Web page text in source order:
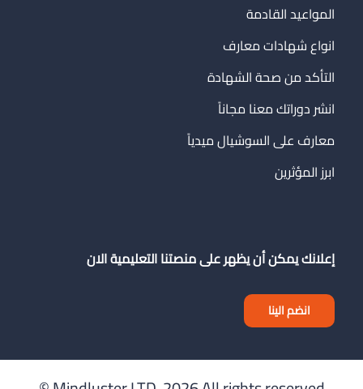
المواعيد القادمة
انواع شهادات معارف
التأكد من صحة الشهادة
انشر دوراتك معنا مجاناً
معارف على السوشيال ميدياً
ابرز المؤثرين
إعلانك يمكن أن يظهر على منصتنا التعليمية الان
انضم الينا